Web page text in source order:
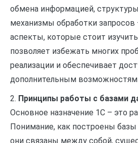
обмена информацией,
механизмы обработки
аспекты, которые стоит
позволяет избежать многих
реализации и обеспечивает
дополнительным
2. Принципы работы с базами
Основное назначение 1С – это
Понимание, как построены
они связаны между собой,